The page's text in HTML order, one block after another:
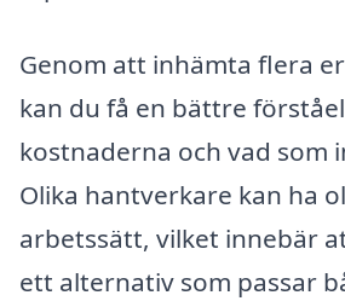
Genom att inhämta flera
kan du få en bättre
kostnaderna och vad som
Olika hantverkare kan ha
arbetssätt, vilket innebär
ett alternativ som passar